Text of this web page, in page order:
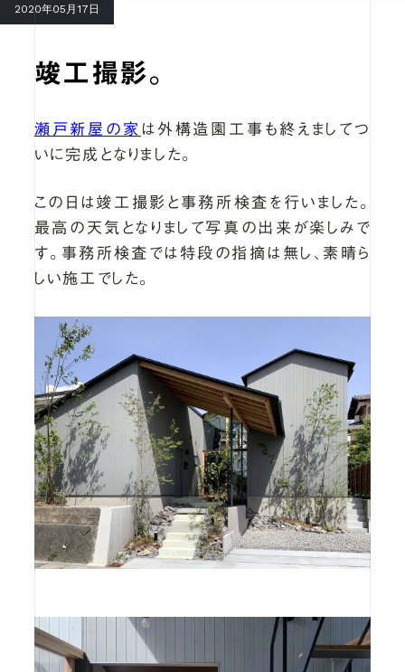
2020年05月17日
竣工撮影。
瀬戸新屋の家 は外構造園工事も終えましてつ
いに完成となりました。
この日は竣工撮影と事務所検査を行いました。
最高の天気となりまして写真の出来が楽しみで
す。事務所検査では特段の指摘は無し、素晴ら
しい施工でした。